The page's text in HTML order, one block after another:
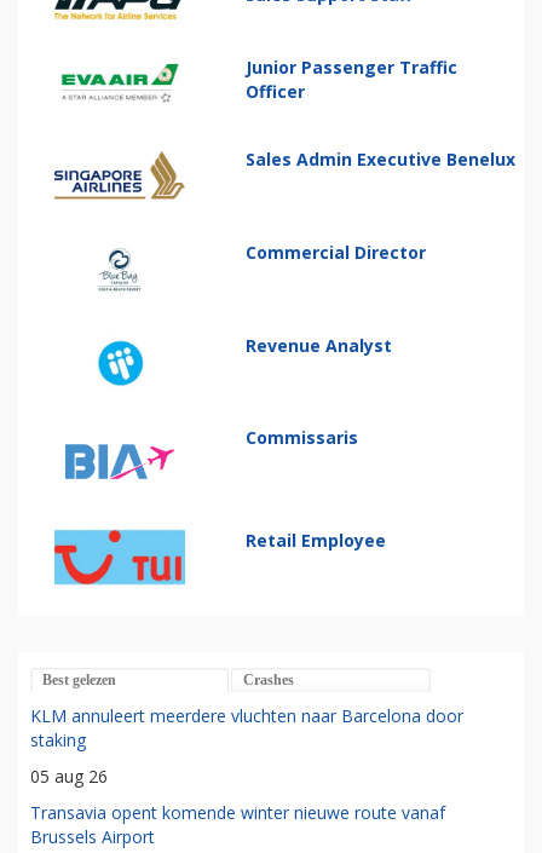
Junior Passenger Traffic
Officer
Sales Admin Executive Benelux
Commercial Director
Revenue Analyst
Commissaris
Retail Employee
Best gelezen Crashes
KLM annuleert meerdere vluchten naar Barcelona door
staking
05 aug 26
Transavia opent komende winter nieuwe route vanaf
Brussels Airport